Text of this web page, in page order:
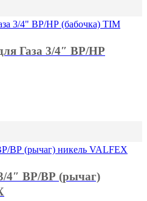
Газа 3/4″ ВР/НР
4″ ВР/ВР (рычаг)